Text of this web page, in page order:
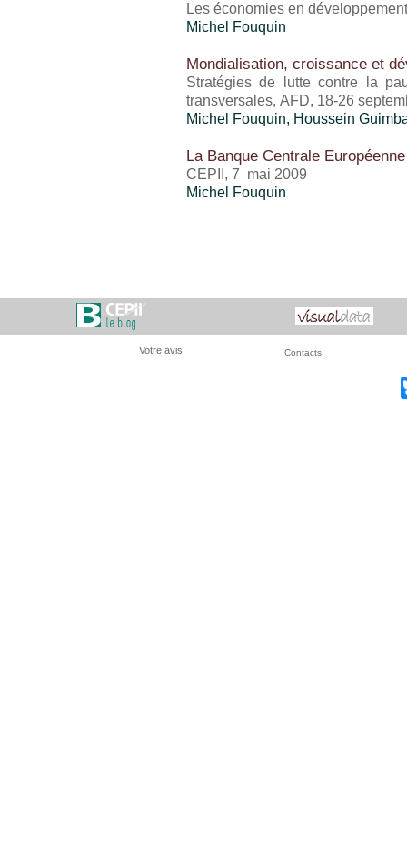
Les économies en
Michel Fouquin
Mondialisation, croissance et
Stratégies de lutte contre la
transversales, AFD, 18-26
Michel Fouquin, Houssein
La Banque Centrale
CEPII, 7 mai 2009
Michel Fouquin
Votre avis Contacts